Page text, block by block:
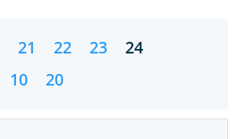
21 22 23
24
10
20